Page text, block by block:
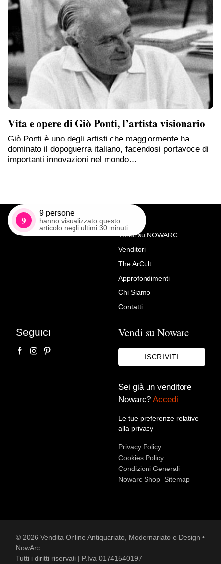
Vita e opere di Giò Ponti, l’artista visionario
Giò Ponti è uno degli artisti che maggiormente ha
dominato il dopoguerra italiano, facendosi portavoce di
importanti innovazioni nel mondo…
9
9 persone
hanno visualizzato questo
articolo negli ultimi 30 minuti.
Richiedi Maggiori Info su
Coppia di uccelli templari
thailandesi in bronzo dorato
con campane. Thailandia,
Viezzi Arte - Dipinti Antichi
Accetto le condizioni sullaprivacy policy
Voglio rimanere aggiornato sulle ultime novità.
Vendi su NOWARC
Venditori
The ArCult
Approfondimenti
Chi Siamo
Contatti
Seguici Vendi su Nowarc
ISCRIVITI
Sei già un venditore
Nowarc? Accedi
Le tue preferenze relative
alla privacy
Privacy Policy
Cookies Policy
Condizioni Generali
Nowarc Shop Sitemap
© 2026 Vendita Online Antiquariato, Modernariato e Design •
NowArc
Tutti i diritti riservati | P.Iva 01741540197